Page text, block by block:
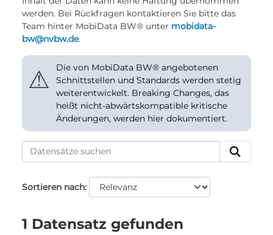
werden. Bei Rückfragen kontaktieren Sie bitte das
Team hinter MobiData BW® unter mobidata-
bw@nvbw.de.
⚠
Die von MobiData BW® angebotenen
Schnittstellen und Standards werden stetig
weiterentwickelt. Breaking Changes, das
heißt nicht-abwärtskompatible kritische
Änderungen, werden hier dokumentiert.
Sortieren nach
1 Datensatz gefunden